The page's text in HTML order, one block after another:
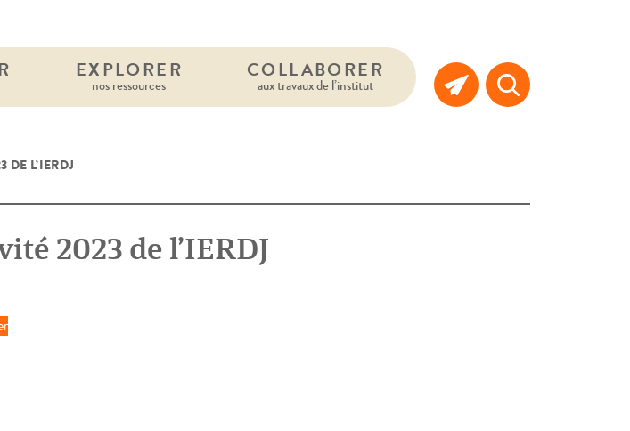
EXPLORER
nos ressources
COLLABORER
aux travaux de l’institut
DE L’IERDJ
2023 de l’IERDJ